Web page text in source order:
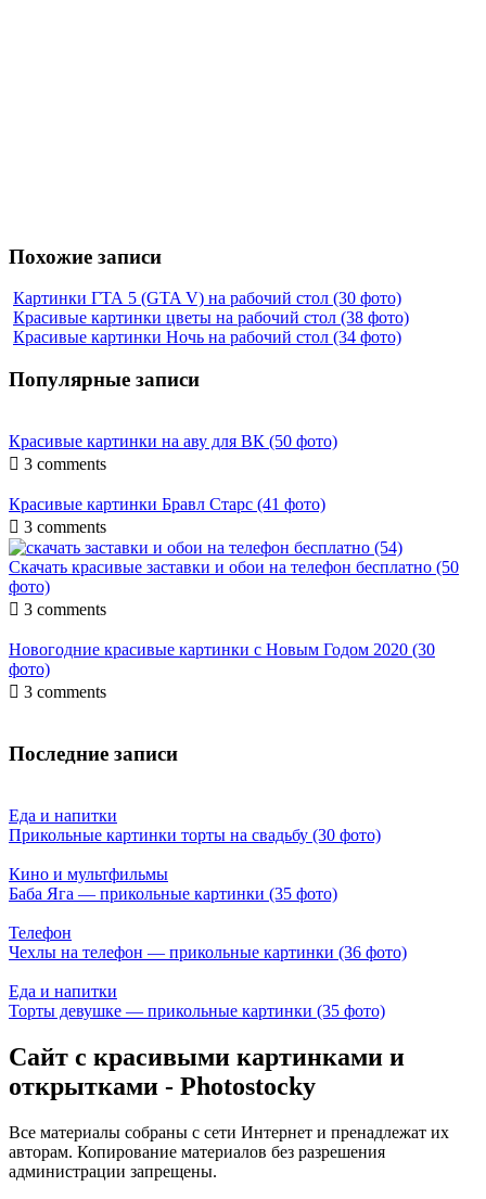
Похожие записи
Картинки ГТА 5 (GTA V) на рабочий стол (30 фото)
Красивые картинки цветы на рабочий стол (38 фото)
Красивые картинки Ночь на рабочий стол (34 фото)
Популярные записи
Красивые картинки на аву для ВК (50 фото)
 3 comments
Красивые картинки Бравл Старс (41 фото)
 3 comments
Скачать красивые заставки и обои на телефон бесплатно (50
фото)
 3 comments
Новогодние красивые картинки с Новым Годом 2020 (30
фото)
 3 comments
Последние записи
Еда и напитки
Прикольные картинки торты на свадьбу (30 фото)
Кино и мультфильмы
Баба Яга — прикольные картинки (35 фото)
Телефон
Чехлы на телефон — прикольные картинки (36 фото)
Еда и напитки
Торты девушке — прикольные картинки (35 фото)
Сайт с красивыми картинками и
открытками - Photostocky
Все материалы собраны с сети Интернет и пренадлежат их
авторам. Копирование материалов без разрешения
администрации запрещены.